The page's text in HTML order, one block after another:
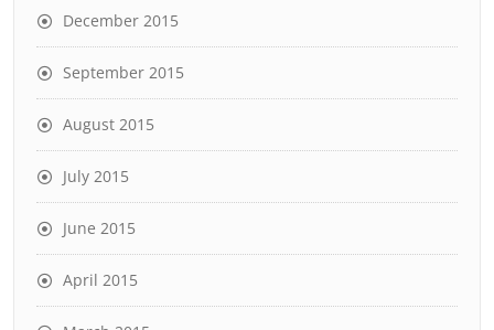
December 2015
September 2015
August 2015
July 2015
June 2015
April 2015